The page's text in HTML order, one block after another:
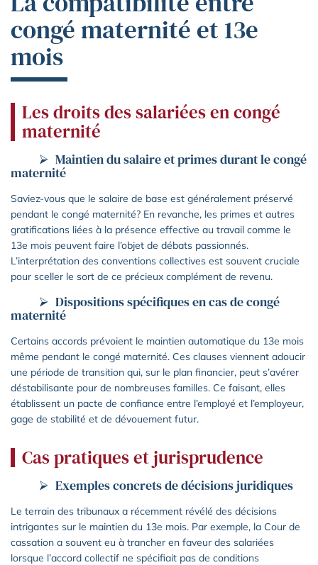
congé maternité et 13e
mois
Les droits des salariées en congé
maternité
Maintien du salaire et primes durant le congé
maternité
Saviez-vous que le salaire de base est généralement préservé
pendant le congé maternité? En revanche, les primes et autres
gratifications liées à la présence effective au travail comme le
13e mois peuvent faire l’objet de débats passionnés.
L’interprétation des conventions collectives est souvent cruciale
pour sceller le sort de ce précieux complément de revenu.
Dispositions spécifiques en cas de congé
maternité
Certains accords prévoient le maintien automatique du 13e mois
même pendant le congé maternité. Ces clauses viennent adoucir
une période de transition qui, sur le plan financier, peut s’avérer
déstabilisante pour de nombreuses familles. Ce faisant, elles
établissent un pacte de confiance entre l’employé et l’employeur,
gage de stabilité et de dévouement futur.
Cas pratiques et jurisprudence
Exemples concrets de décisions juridiques
Le terrain des tribunaux a récemment révélé des décisions
intrigantes sur le maintien du 13e mois. Par exemple, la Cour de
cassation a souvent eu à trancher en faveur des salariées
lorsque l’accord collectif ne spécifiait pas de conditions